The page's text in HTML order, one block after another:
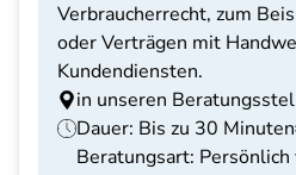
Verbraucherrecht, zum
oder Verträgen mit
Kundendiensten.
in unseren
Dauer: Bis zu 30 Minuten
Beratungsart: Persönlich